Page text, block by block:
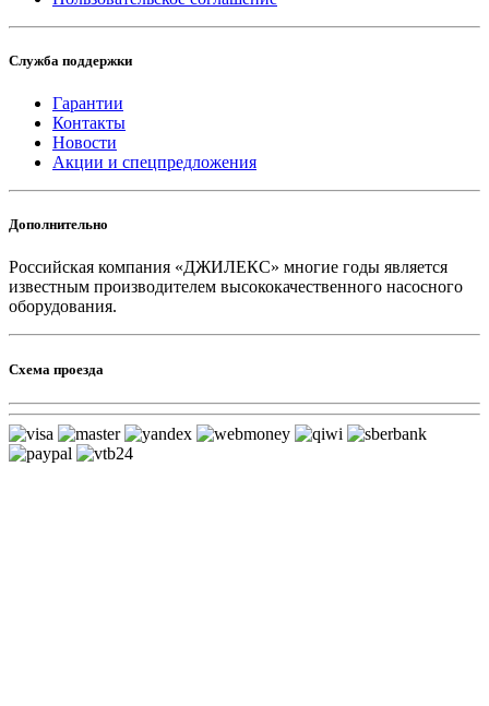
Служба поддержки
Гарантии
Контакты
Новости
Акции и спецпредложения
Дополнительно
Российская компания «ДЖИЛЕКС» многие годы является
известным производителем высококачественного насосного
оборудования.
Схема проезда